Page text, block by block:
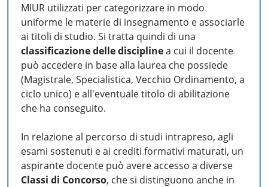
MIUR utilizzati per categorizzare in modo
uniforme le materie di insegnamento e associarle
ai titoli di studio. Si tratta quindi di una
classificazione delle disciplinea cui il docente
può accedere in base alla laurea che possiede
(Magistrale, Specialistica, Vecchio Ordinamento, a
ciclo unico) e all'eventuale titolo di abilitazione
che ha conseguito.
In relazione al percorso di studi intrapreso, agli
esami sostenuti e ai crediti formativi maturati, un
aspirante docente può avere accesso a diverse
Classi di Concorso, che si distinguono anche in